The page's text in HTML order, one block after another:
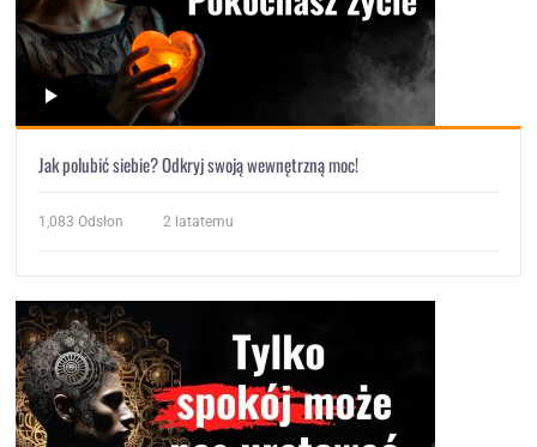
Jak polubić siebie? Odkryj swoją wewnętrzną moc!
1,083 Odsłon 2 latatemu